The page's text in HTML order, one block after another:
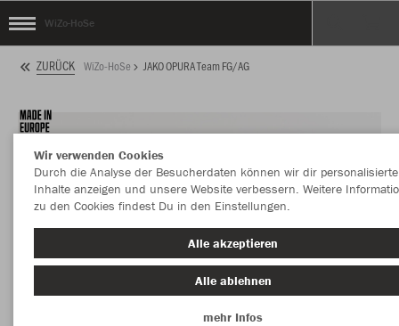
WiZo-HoSe
ZURÜCK WiZo-HoSe JAKO OPURA Team FG/AG
Wir verwenden Cookies
Durch die Analyse der Besucherdaten können wir dir personalisierte
Inhalte anzeigen und unsere Website verbessern. Weitere
zu den Cookies findest Du in den Einstellungen.
Alle akzeptieren
Alle ablehnen
mehr Infos